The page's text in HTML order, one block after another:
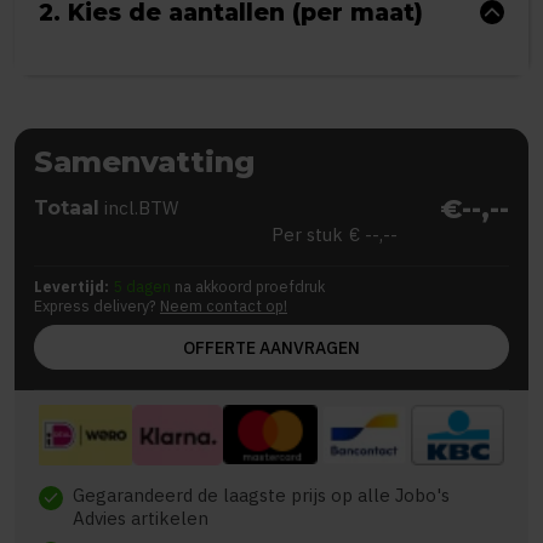
2. Kies de aantallen (per maat)
Samenvatting
Totaal incl.BTW €--,--
Per stuk € --,--
Levertijd: 5 dagen na akkoord proefdruk
Express delivery? Neem contact op!
OFFERTE AANVRAGEN
check Gegarandeerd de laagste prijs op alle Jobo's
Advies artikelen